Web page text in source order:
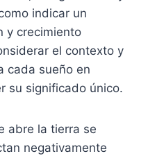
indicar un
y crecimiento
el contexto y
cada sueño en
su significado único.
abre la tierra se
negativamente